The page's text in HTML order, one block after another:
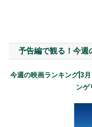
予告編で観る！今週
今週の映画ランキング[3
ンゲ